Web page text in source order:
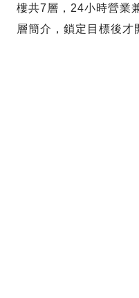
樓共7層，24小時營業
層簡介，鎖定目標後才